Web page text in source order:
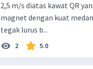
2,5 m/s diatas kawat QR
magnet dengan kuat
tegak lurus b...
2 5.0